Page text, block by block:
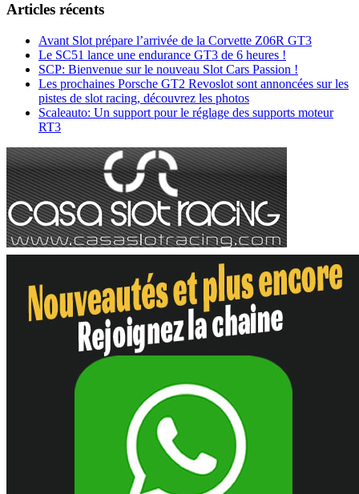
Articles récents
Avant Slot prépare l’arrivée de la Corvette Z06R GT3
Le SC51 lance une endurance GT3 de 6 heures !
SCP: Bienvenue sur le nouveau Slot Cars Passion !
Les prochaines Porsche GT2 Revoslot sont annoncées sur les
pistes de slot racing, découvrez les photos
Scaleauto: Un support pour le réglage des supports moteur
RT3